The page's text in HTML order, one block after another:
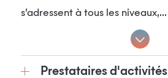
s’adressent à tous les niveaux,...
Prestataires d'activités